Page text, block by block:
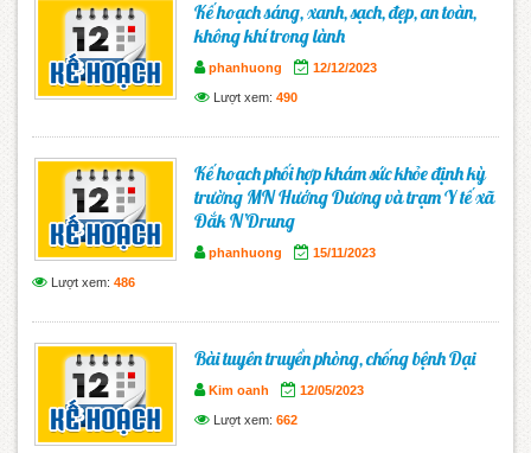
Kế hoạch sáng, xanh, sạch, đẹp, an toàn,
không khí trong lành
phanhuong 12/12/2023
Lượt xem: 490
Kế hoạch phối hợp khám sức khỏe định kỳ
trường MN Hướng Dương và trạm Y tế xã
Đắk N’Drung
phanhuong 15/11/2023
Lượt xem: 486
Bài tuyên truyền phòng, chống bệnh Dại
Kim oanh 12/05/2023
Lượt xem: 662